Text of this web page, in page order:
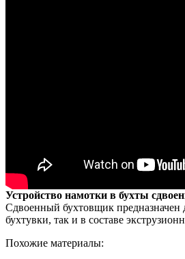
Устройство намотки в бухты
Сдвоенный бухтовщик предназначен
бухтувки, так и в составе
Похожие материалы: